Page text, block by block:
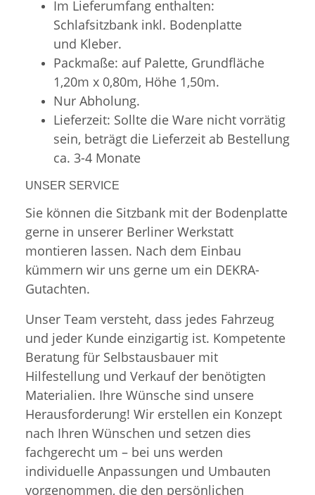
Im Lieferumfang enthalten:
Schlafsitzbank inkl. Bodenplatte
und Kleber.
Packmaße: auf Palette, Grundfläche
1,20m x 0,80m, Höhe 1,50m.
Nur Abholung.
Lieferzeit: Sollte die Ware nicht vorrätig
sein, beträgt die Lieferzeit ab Bestellung
ca. 3-4 Monate
UNSER SERVICE
Sie können die Sitzbank mit der Bodenplatte
gerne in unserer Berliner Werkstatt
montieren lassen. Nach dem Einbau
kümmern wir uns gerne um ein DEKRA-
Gutachten.
Unser Team versteht, dass jedes Fahrzeug
und jeder Kunde einzigartig ist. Kompetente
Beratung für Selbstausbauer mit
Hilfestellung und Verkauf der benötigten
Materialien. Ihre Wünsche sind unsere
Herausforderung! Wir erstellen ein Konzept
nach Ihren Wünschen und setzen dies
fachgerecht um – bei uns werden
individuelle Anpassungen und Umbauten
vorgenommen, die den persönlichen